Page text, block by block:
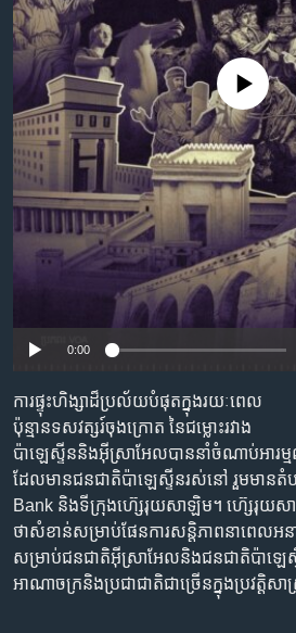
ទំព័រ​
រចនា
សម្ព័ន្ធ​
និង​
ចូល​
ទៅ​
កាន់​
កម្មវិធីទាំងអស់
Khmer English
បណ្តាញ​សង្គម
ភាសា
No media source
0:00
ការ​ផ្ទុះ​ហិង្សា​ដ៏ប្រល័យ​បំផុត​ក្នុងរយៈ​ពេល​
ប៉ុន្មាន​ទសវត្សរ៍ចុងក្រោត​ នៃ​ជម្លោះ​រវាង​
ប៉ាឡេស្ទីន​និង​អ៊ីស្រាអែល​បាន​នាំ​ចំណាប់​អារម្
ដែល​មានជនជាតិប៉ាឡេស្ទីន​រស់នៅ រួម​មាន​
Bank និងទីក្រុង​ហ៊្សេរុយសាឡិម​។ ហ៊្សេរុយស
ថា​សំខាន់​សម្រាប់​ផែនការ​សន្តិភាព​នាពេល​អ
សម្រាប់ជនជាតិ​អ៊ីស្រាអែល​និង​ជនជាតិ​ប៉ាឡេ
អាណាចក្រ​​និង​ប្រជាជាតិ​ជាច្រើន​ក្នុង​ប្រវត្តិសា